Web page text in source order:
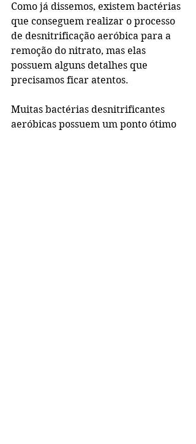
Como já dissemos, existem bactérias
que conseguem realizar o processo
de desnitrificação aeróbica para a
remoção do nitrato, mas elas
possuem alguns detalhes que
precisamos ficar atentos.
Muitas bactérias desnitrificantes
aeróbicas possuem um ponto ótimo